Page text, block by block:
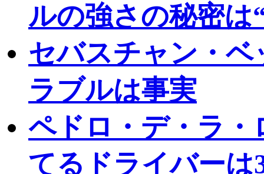
ルの強さの秘密は
セバスチャン・
ラブルは事実
ペドロ・デ・ラ
てるドライバーは